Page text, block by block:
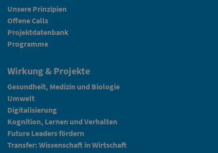
Unsere Prinzipien
Offene Calls
Projektdatenbank
Programme
Wirkung & Projekte
Gesundheit, Medizin und Biologie
Umwelt
Digitalisierung
Kognition, Lernen und Verhalten
Future Leaders fördern
Transfer: Wissenschaft in Wirtschaft